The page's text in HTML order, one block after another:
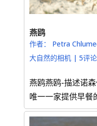
燕鸥
作者： Petra
大自然的相机 |5评论
燕鸥燕鸥-描述诺
唯一一家提供早餐